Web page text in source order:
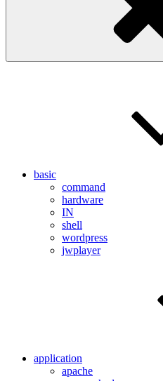
basic
command
hardware
IN
shell
wordpress
jwplayer
application
apache